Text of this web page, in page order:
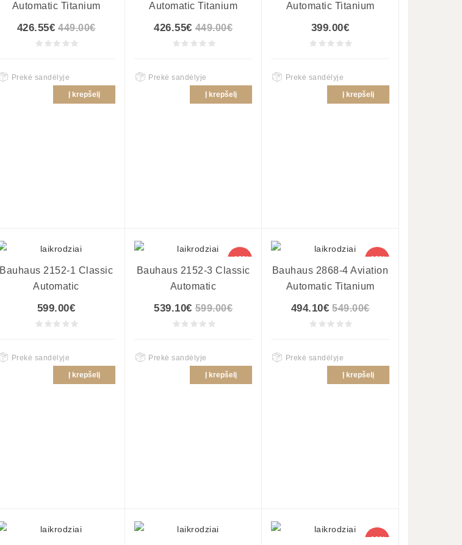
Automatic Titanium
426.55€ 449.00€
Prekė sandėlyje
Į krepšelį
Automatic Titanium
426.55€ 449.00€
Prekė sandėlyje
Į krepšelį
Automatic Titanium
399.00€
Prekė sandėlyje
Į krepšelį
Bauhaus 2152-1 Classic
Automatic
599.00€
Prekė sandėlyje
Į krepšelį
-10%
Bauhaus 2152-3 Classic
Automatic
539.10€ 599.00€
Prekė sandėlyje
Į krepšelį
-10%
Bauhaus 2868-4 Aviation
Automatic Titanium
494.10€ 549.00€
Prekė sandėlyje
Į krepšelį
-10%